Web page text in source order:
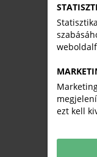
ezt kell